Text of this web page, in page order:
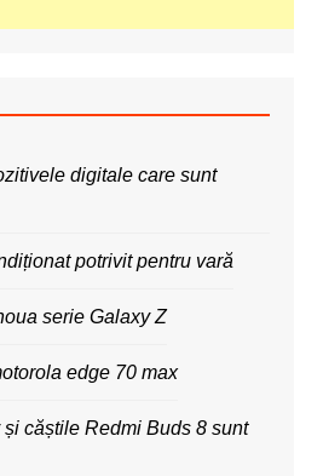
digitale care sunt
potrivit pentru vară
serie Galaxy Z
edge 70 max
căștile Redmi Buds 8 sunt